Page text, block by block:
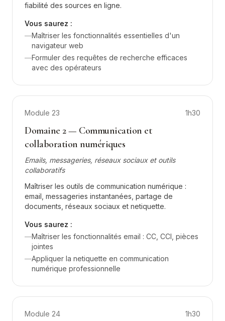
fiabilité des sources en ligne.
Vous saurez :
—Maîtriser les fonctionnalités essentielles d'un
navigateur web
—Formuler des requêtes de recherche efficaces
avec des opérateurs
Module 23 1h30
Domaine 2 — Communication et
collaboration numériques
Emails, messageries, réseaux sociaux et outils
collaboratifs
Maîtriser les outils de communication numérique :
email, messageries instantanées, partage de
documents, réseaux sociaux et netiquette.
Vous saurez :
—Maîtriser les fonctionnalités email : CC, CCI, pièces
jointes
—Appliquer la netiquette en communication
numérique professionnelle
Module 24 1h30